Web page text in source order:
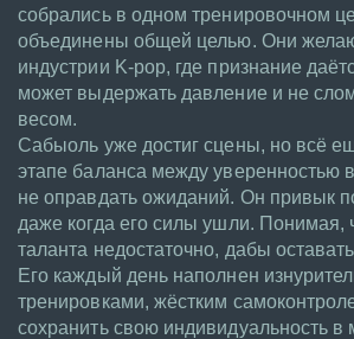
собрались в одном тренировочном
объединены общей целью. Они
индустрии K-pop, где признание
может выдержать давление и не
весом.
Сабыоль уже достиг сцены, но всё
этапе баланса между уверенностью
не оправдать ожиданий. Он привык
даже когда его силы ушли. Понимая,
таланта недостаточно, дабы
Его каждый день наполнен
тренировками, жёстким
сохранить свою индивидуальность в